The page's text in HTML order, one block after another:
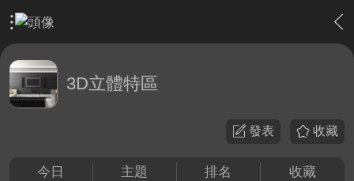
家庭劇院 › 3D立體特區
3D立體特區
收藏
發表
今日 主題 排名 收藏